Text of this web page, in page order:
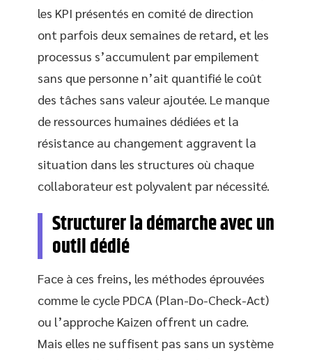
les KPI présentés en comité de direction
ont parfois deux semaines de retard, et les
processus s’accumulent par empilement
sans que personne n’ait quantifié le coût
des tâches sans valeur ajoutée. Le manque
de ressources humaines dédiées et la
résistance au changement aggravent la
situation dans les structures où chaque
collaborateur est polyvalent par nécessité.
Structurer la démarche avec un
outil dédié
Face à ces freins, les méthodes éprouvées
comme le cycle PDCA (Plan-Do-Check-Act)
ou l’approche Kaizen offrent un cadre.
Mais elles ne suffisent pas sans un système